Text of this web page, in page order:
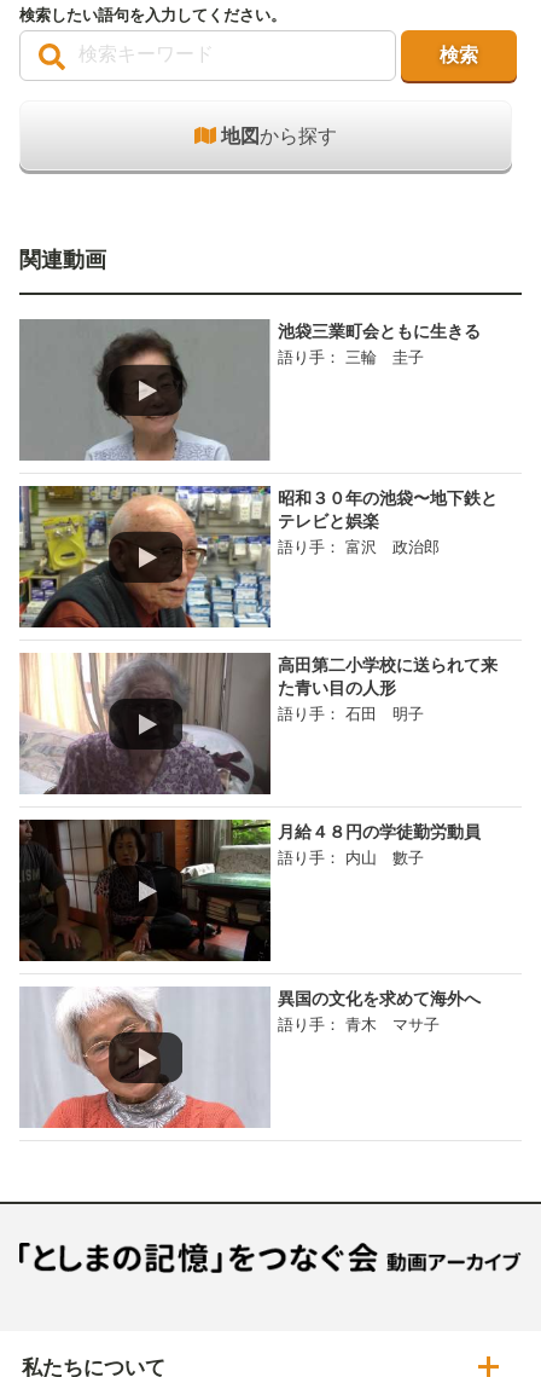
検索したい語句を入力してください。
地図から探す
関連動画
池袋三業町会ともに生きる
語り手： 三輪 圭子
昭和３０年の池袋〜地下鉄と
テレビと娯楽
語り手： 富沢 政治郎
高田第二小学校に送られて来
た青い目の人形
語り手： 石田 明子
月給４８円の学徒勤労動員
語り手： 内山 數子
異国の文化を求めて海外へ
語り手： 青木 マサ子
私たちについて